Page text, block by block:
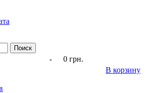
-
0 грн.
В корзину